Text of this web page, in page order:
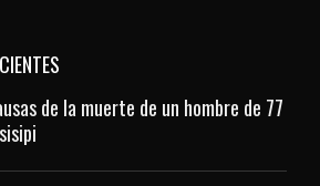
de la muerte de un hombre de 77